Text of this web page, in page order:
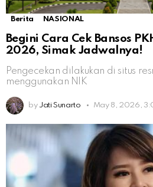
Berita NASIONAL
Begini Cara Cek Bansos
2026, Simak Jadwalnya!
Pengecekan dilakukan di situs
menggunakan NIK
by Jati Sunarto May 8, 2026,